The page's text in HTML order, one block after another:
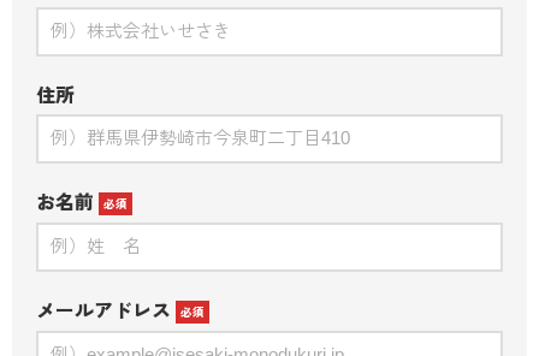
住所
お名前 必須
メールアドレス 必須